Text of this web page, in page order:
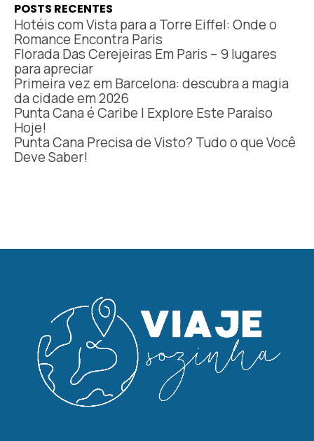
POSTS RECENTES
Hotéis com Vista para a Torre Eiffel: Onde o
Romance Encontra Paris
Florada Das Cerejeiras Em Paris – 9 lugares
para apreciar
Primeira vez em Barcelona: descubra a magia
da cidade em 2026
Punta Cana é Caribe | Explore Este Paraíso
Hoje!
Punta Cana Precisa de Visto? Tudo o que Você
Deve Saber!